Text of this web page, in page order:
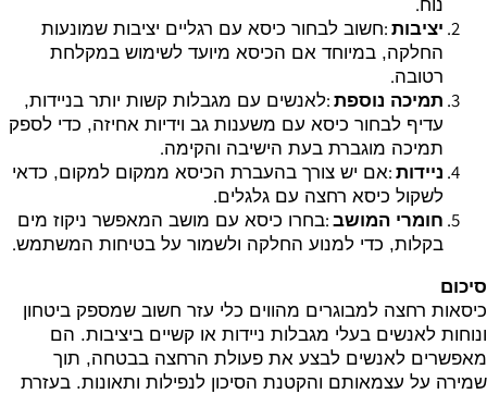
נוח
יציבות :חשוב לבחור כיסא עם רגליים יציבות שמונעות
החלקה, במיוחד אם הכיסא מיועד לשימוש במקלחת
רטובה.
תמיכה נוספת :לאנשים עם מגבלות קשות יותר בניידות,
עדיף לבחור כיסא עם משענות גב וידיות אחיזה, כדי לספק
תמיכה מוגברת בעת הישיבה והקימה.
ניידות :אם יש צורך בהעברת הכיסא ממקום למקום, כדאי
לשקול כיסא רחצה עם גלגלים.
חומרי המושב :בחרו כיסא עם מושב המאפשר ניקוז מים
בקלות, כדי למנוע החלקה ולשמור על בטיחות המשתמש.
סיכום
כיסאות רחצה למבוגרים מהווים כלי עזר חשוב שמספק ביטחון
ונוחות לאנשים בעלי מגבלות ניידות או קשיים ביציבות. הם
מאפשרים לאנשים לבצע את פעולת הרחצה בבטחה, תוך
שמירה על עצמאותם והקטנת הסיכון לנפילות ותאונות. בעזרת